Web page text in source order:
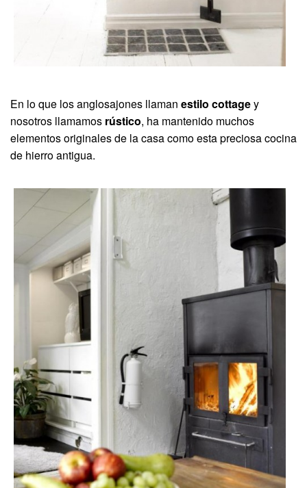
En lo que los anglosajones llaman estilo cottagey
nosotros llamamos rústico, ha mantenido muchos
elementos originales de la casa como esta preciosa cocina
de hierro antigua.